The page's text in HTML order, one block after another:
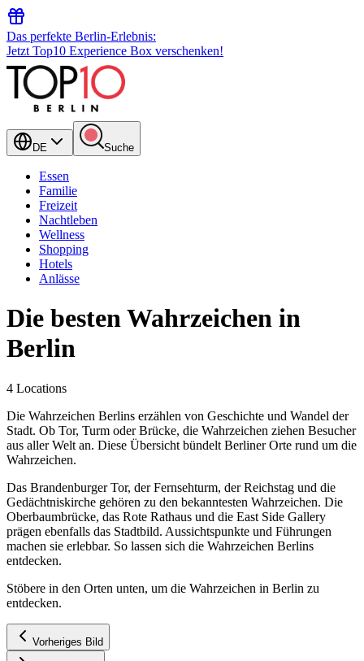
Das perfekte Berlin-Erlebnis:
Jetzt Top10 Experience Box verschenken!
DE Suche
Essen
Familie
Freizeit
Nachtleben
Wellness
Shopping
Hotels
Anlässe
Die besten Wahrzeichen in
Berlin
4 Locations
Die Wahrzeichen Berlins erzählen von Geschichte und Wandel der
Stadt. Ob Tor, Turm oder Brücke, die Wahrzeichen ziehen Besucher
aus aller Welt an. Diese Übersicht bündelt Berliner Orte rund um die
Wahrzeichen.
Das Brandenburger Tor, der Fernsehturm, der Reichstag und die
Gedächtniskirche gehören zu den bekanntesten Wahrzeichen. Die
Oberbaumbrücke, das Rote Rathaus und die East Side Gallery
prägen ebenfalls das Stadtbild. Aussichtspunkte und Führungen
machen sie erlebbar. So lassen sich die Wahrzeichen Berlins
entdecken.
Stöbere in den Orten unten, um die Wahrzeichen in Berlin zu
entdecken.
Vorheriges Bild